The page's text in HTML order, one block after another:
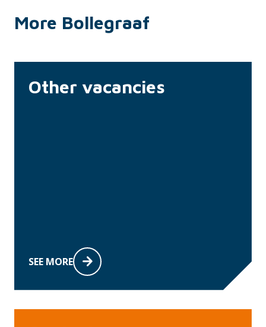
More Bollegraaf
Other vacancies
SEE MORE